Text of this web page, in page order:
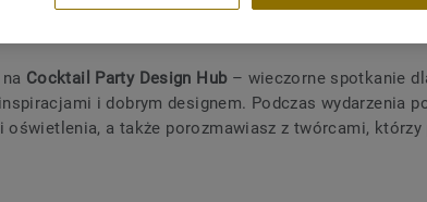
Cocktail Party Design Hub– wieczorne spotkanie
i dobrym designem. Podczas wydarzenia
oświetlenia, a także porozmawiasz z twórcami,